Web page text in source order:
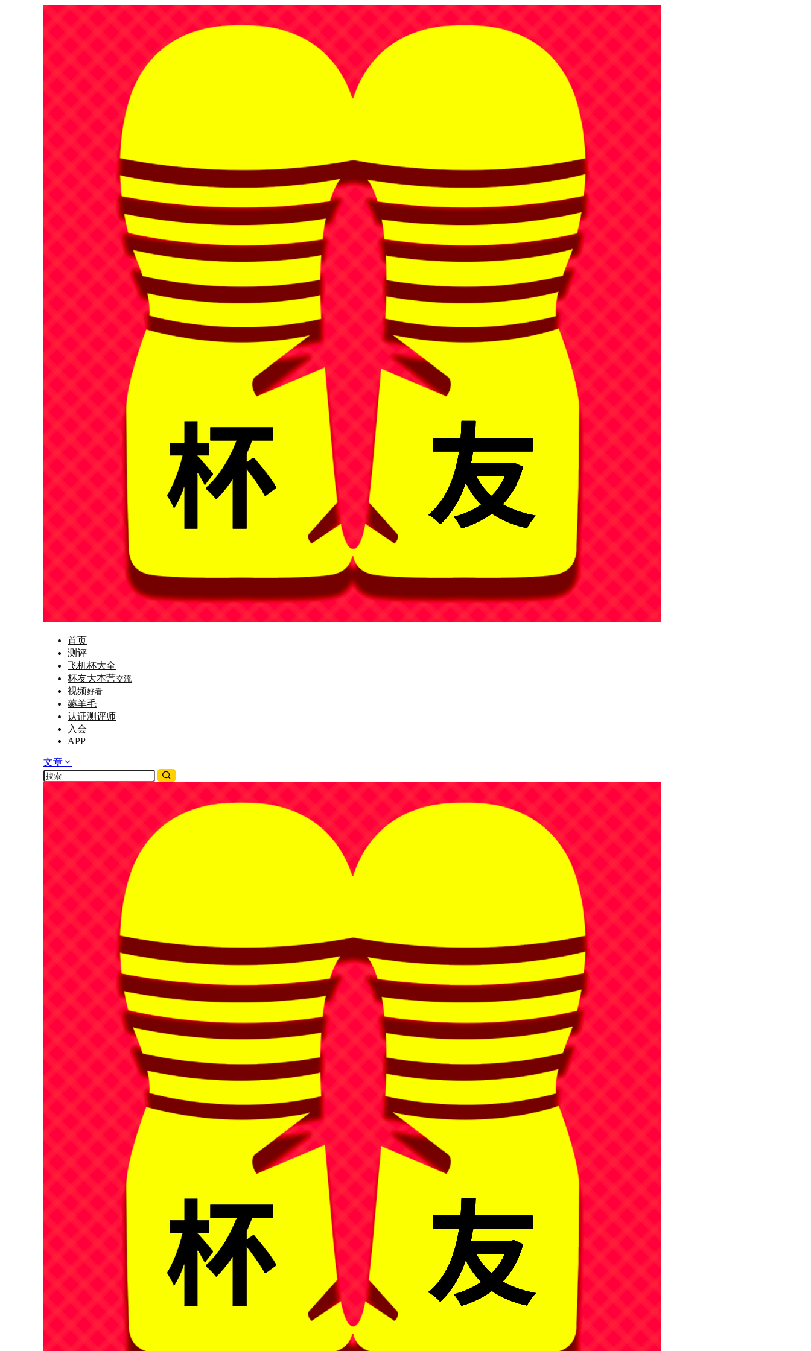
首页
测评
飞机杯大全
杯友大本营交流
视频好看
薅羊毛
认证测评师
入会
APP
文章